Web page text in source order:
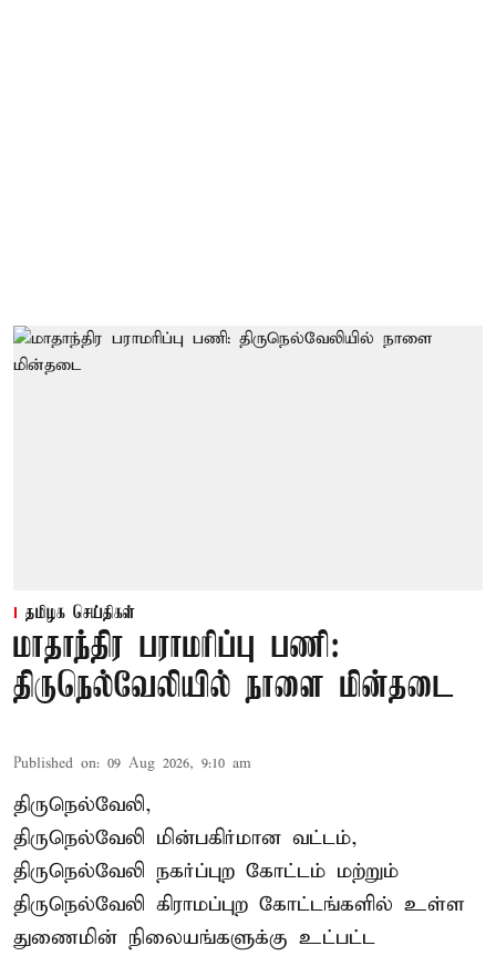
தமிழக செய்திகள்
மாதாந்திர பராமரிப்பு பணி:
திருநெல்வேலியில் நாளை மின்தடை
Published on: 09 Aug 2026, 9:10 am
திருநெல்வேலி,
திருநெல்வேலி மின்பகிர்மான வட்டம்,
திருநெல்வேலி நகர்ப்புற கோட்டம் மற்றும்
திருநெல்வேலி கிராமப்புற கோட்டங்களில் உள்ள
துணைமின் நிலையங்களுக்கு உட்பட்ட